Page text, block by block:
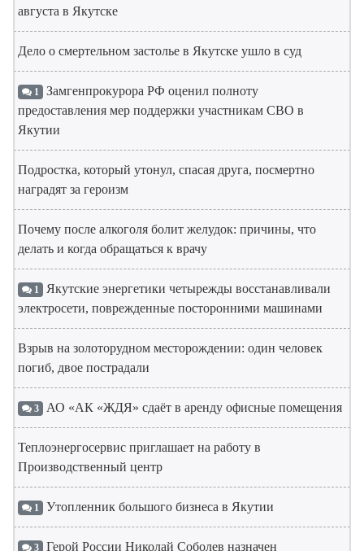
августа в Якутске
Дело о смертельном застолье в Якутске ушло в суд
1 Замгенпрокурора РФ оценил полноту
предоставления мер поддержки участникам СВО в
Якутии
Подростка, который утонул, спасая друга, посмертно
наградят за героизм
Почему после алкоголя болит желудок: причины, что
делать и когда обращаться к врачу
1 Якутские энергетики четырежды восстанавливали
электросети, поврежденные посторонними машинами
Взрыв на золоторудном месторождении: один человек
погиб, двое пострадали
3 АО «АК «ЖДЯ» сдаёт в аренду офисные помещения
Теплоэнергосервис приглашает на работу в
Производственный центр
1 Утопленник большого бизнеса в Якутии
3 Герой России Николай Соболев назначен